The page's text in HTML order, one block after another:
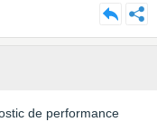
de performance